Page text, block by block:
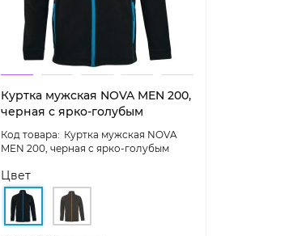
Куртка мужская NOVA MEN 200,
черная с ярко-голубым
Куртка мужская NOVA
MEN 200, черная с ярко-голубым
Цвет